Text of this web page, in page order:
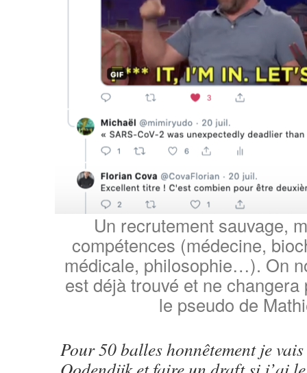
Un recrutement sauvage,
compétences (médecine,
médicale, philosophie…). On
est déjà trouvé et ne
le pseudo de
Pour 50 balles honnêtement je